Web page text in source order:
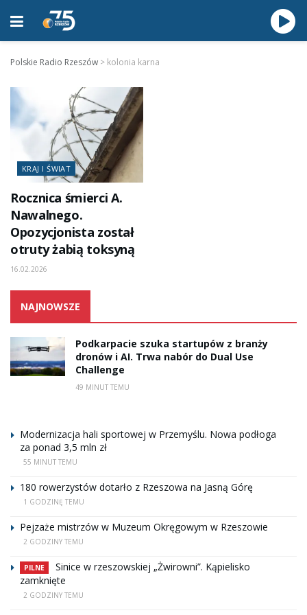
Polskie Radio Rzeszów > kolonia karna
KRAJ I ŚWIAT
Rocznica śmierci A.
Nawalnego.
Opozycjonista został
otruty żabią toksyną
16.02.2026
NAJNOWSZE
Podkarpacie szuka startupów z branży
dronów i AI. Trwa nabór do Dual Use
Challenge
49 MINUT TEMU
Modernizacja hali sportowej w Przemyślu. Nowa podłoga
za ponad 3,5 mln zł
55 MINUT TEMU
180 rowerzystów dotarło z Rzeszowa na Jasną Górę
1 GODZINĘ TEMU
Pejzaże mistrzów w Muzeum Okręgowym w Rzeszowie
2 GODZINY TEMU
PILNE
Sinice w rzeszowskiej „Żwirowni”. Kąpielisko
zamknięte
2 GODZINY TEMU